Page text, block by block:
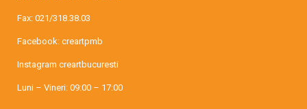
Fax: 021/318.38.03
Facebook: creartpmb
Instagram creartbucuresti
Luni – Vineri: 09:00 – 17:00